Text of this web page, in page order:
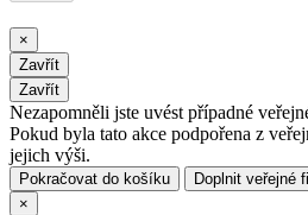
×
Zavřít
Zavřít
Nezapomněli jste uvést případné
Pokud byla tato akce podpořena z
jejich výši.
Pokračovat do košíku
Doplnit veřejné
×